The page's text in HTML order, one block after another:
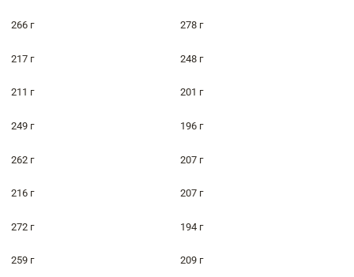
266 г 278 г
217 г 248 г
211 г 201 г
249 г 196 г
262 г 207 г
216 г 207 г
272 г 194 г
259 г 209 г